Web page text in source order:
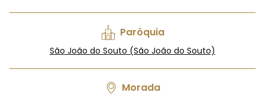
Paróquia
São João do Souto (São João do Souto)
Morada